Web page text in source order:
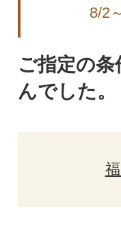
8/2
ご指定の
んでした。